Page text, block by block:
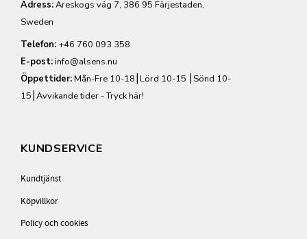
Adress:Areskogs väg 7, 386 95 Färjestaden,
Sweden
Telefon: +46 760 093 358
E-post:info@alsens.nu
Öppettider:Mån-Fre 10-18⎮Lörd 10-15 ⎮Sönd 10-
15⎮ Avvikande tider - Tryck här!
KUNDSERVICE
Kundtjänst
Köpvillkor
Policy och cookies